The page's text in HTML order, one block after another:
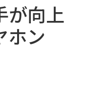
が向上
ホン